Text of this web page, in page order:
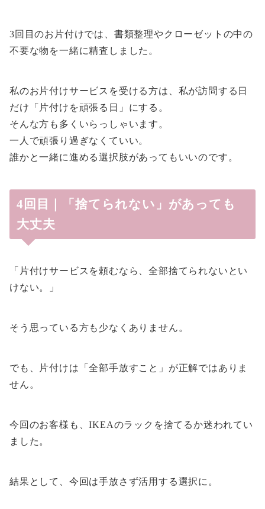
3回目のお片付けでは、書類整理やクローゼットの中の
不要な物を一緒に精査しました。
私のお片付けサービスを受ける方は、私が訪問する日
だけ「片付けを頑張る日」にする。
そんな方も多くいらっしゃいます。
一人で頑張り過ぎなくていい。
誰かと一緒に進める選択肢があってもいいのです。
4回目｜「捨てられない」があっても
大丈夫
「片付けサービスを頼むなら、全部捨てられないとい
けない。」
そう思っている方も少なくありません。
でも、片付けは「全部手放すこと」が正解ではありま
せん。
今回のお客様も、IKEAのラックを捨てるか迷われてい
ました。
結果として、今回は手放さず活用する選択に。